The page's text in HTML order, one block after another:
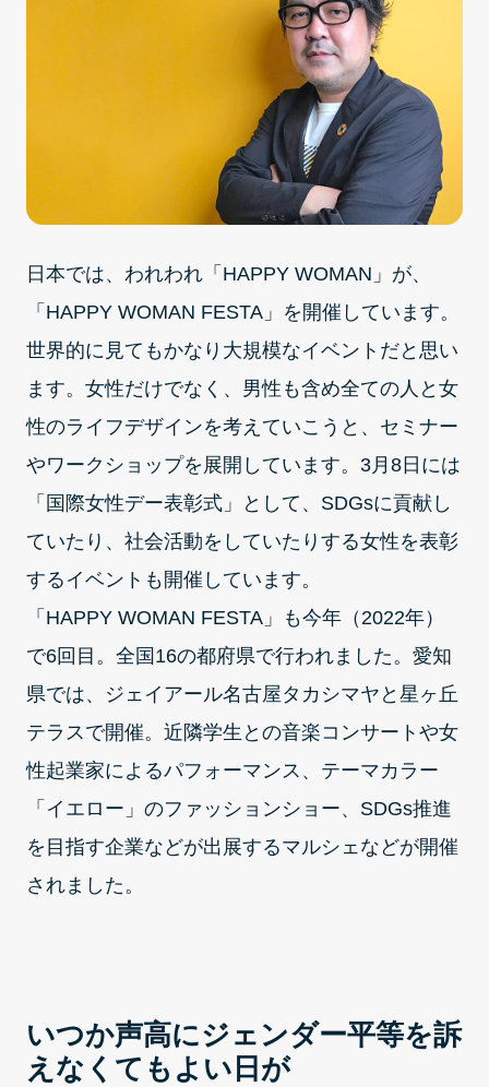
日本では、われわれ「HAPPY WOMAN」が、
「HAPPY WOMAN FESTA」を開催しています。
世界的に見てもかなり大規模なイベントだと思い
ます。女性だけでなく、男性も含め全ての人と女
性のライフデザインを考えていこうと、セミナー
やワークショップを展開しています。3月8日には
「国際女性デー表彰式」として、SDGsに貢献し
ていたり、社会活動をしていたりする女性を表彰
するイベントも開催しています。
「HAPPY WOMAN FESTA」も今年（2022年）
で6回目。全国16の都府県で行われました。愛知
県では、ジェイアール名古屋タカシマヤと星ヶ丘
テラスで開催。近隣学生との音楽コンサートや女
性起業家によるパフォーマンス、テーマカラー
「イエロー」のファッションショー、SDGs推進
を目指す企業などが出展するマルシェなどが開催
されました。
いつか声高にジェンダー平等を訴
えなくてもよい日が